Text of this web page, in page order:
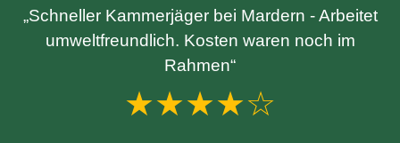
„Schneller Kammerjäger bei Mardern - Arbeitet
umweltfreundlich. Kosten waren noch im
Rahmen“
★★★★☆